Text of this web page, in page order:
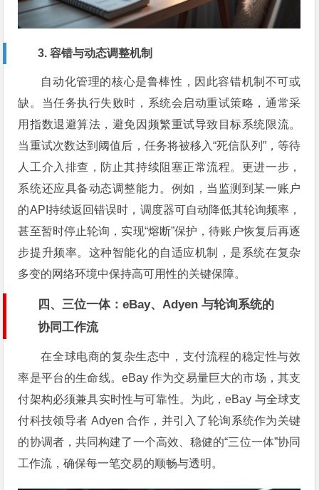
3. 容错与动态调整机制
自动化管理的核心是鲁棒性，因此容错机制不可或
缺。当任务执行失败时，系统会启动重试策略，通常采
用指数退避算法，避免因频繁重试导致目标系统限流。
当重试次数达到阈值后，任务将被移入“死信队列”，等待
人工介入排查，防止其持续阻塞正常流程。更进一步，
系统还应具备动态调整能力。例如，当监测到某一账户
的API持续返回错误时，调度器可自动降低其轮询频率，
甚至暂时停止轮询，实现“熔断”保护，待账户恢复后再逐
步提升频率。这种智能化的自适应机制，是系统在复杂
多变的网络环境中保持高可用性的关键保障。
四、三位一体：eBay、Adyen 与轮询系统的
协同工作流
在全球电商的复杂生态中，支付流程的稳定性与效
率是平台的生命线。eBay 作为交易量巨大的市场，其支
付架构必须兼具实时性与可靠性。为此，eBay 与全球支
付科技领导者 Adyen 合作，并引入了轮询系统作为关键
的协调者，共同构建了一个高效、稳健的“三位一体”协同
工作流，确保每一笔交易的顺畅与透明。